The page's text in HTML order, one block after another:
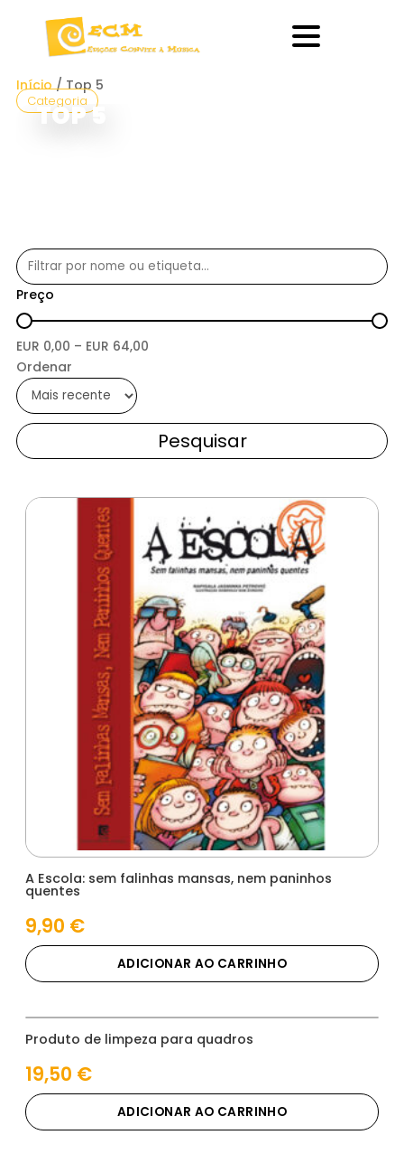
Início/ Top 5
Categoria
TOP 5
Preço
EUR 0,00 – EUR 64,00
Ordenar
Pesquisar
A Escola: sem falinhas mansas, nem paninhos
quentes
9,90 €
ADICIONAR AO CARRINHO
Produto de limpeza para quadros
19,50 €
ADICIONAR AO CARRINHO